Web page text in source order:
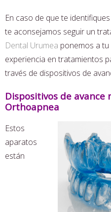
En caso de que te
te aconsejamos seguir un
Dental Urumea ponemos a
experiencia en tratamientos
través de dispositivos de
Dispositivos de
Orthoapnea
Estos
aparatos
están